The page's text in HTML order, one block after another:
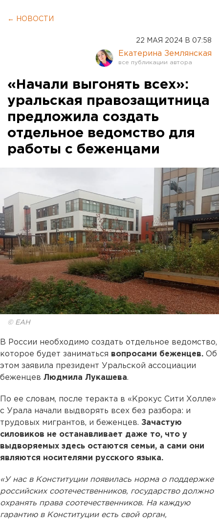
← НОВОСТИ
22 МАЯ 2024 В 07:58
Екатерина Землянская
«Начали выгонять всех»:
уральская правозащитница
предложила создать
отдельное ведомство для
работы с беженцами
© ЕАН
В России необходимо создать отдельное ведомство,
которое будет заниматься вопросами беженцев. Об
этом заявила президент Уральской ассоциации
беженцев Людмила Лукашева.
По ее словам, после теракта в «Крокус Сити Холле»
с Урала начали выдворять всех без разбора: и
трудовых мигрантов, и беженцев. Зачастую
силовиков не останавливает даже то, что у
выдворяемых здесь остаются семьи, а сами они
являются носителями русского языка.
«У нас в Конституции появилась норма о поддержке
российских соотечественников, государство должно
охранять права соотечественников. На каждую
гарантию в Конституции есть свой орган,